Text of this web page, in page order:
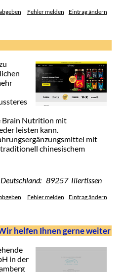
Fehler melden Eintrag ändern
Brain Nutrition mit
leisten kann.
mit
chinesischem
Deutschland: 89257 Illertissen
Fehler melden Eintrag ändern
helfen Ihnen gerne weiter
in der